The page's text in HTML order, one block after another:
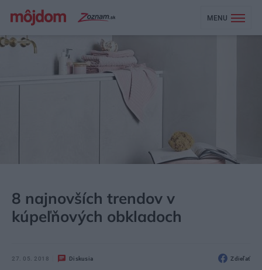
MENU
8 najnovších trendov v
kúpeľňových obkladoch
27. 05. 2018 Diskusia Zdieľať